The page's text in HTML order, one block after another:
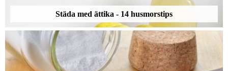
Städa med ättika - 14 husmorstips